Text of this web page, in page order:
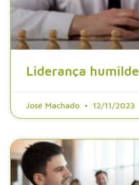
Liderança humilde
José Machado 12/11/2023